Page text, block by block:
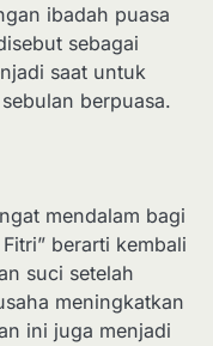
ibadah puasa
sebagai
saat untuk
berpuasa.
mendalam bagi
berarti kembali
suci setelah
meningkatkan
ini juga menjadi